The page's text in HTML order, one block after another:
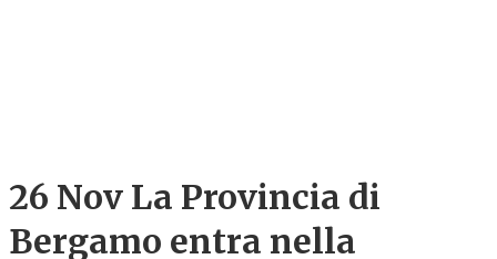
26 Nov La Provincia di
Bergamo entra nella